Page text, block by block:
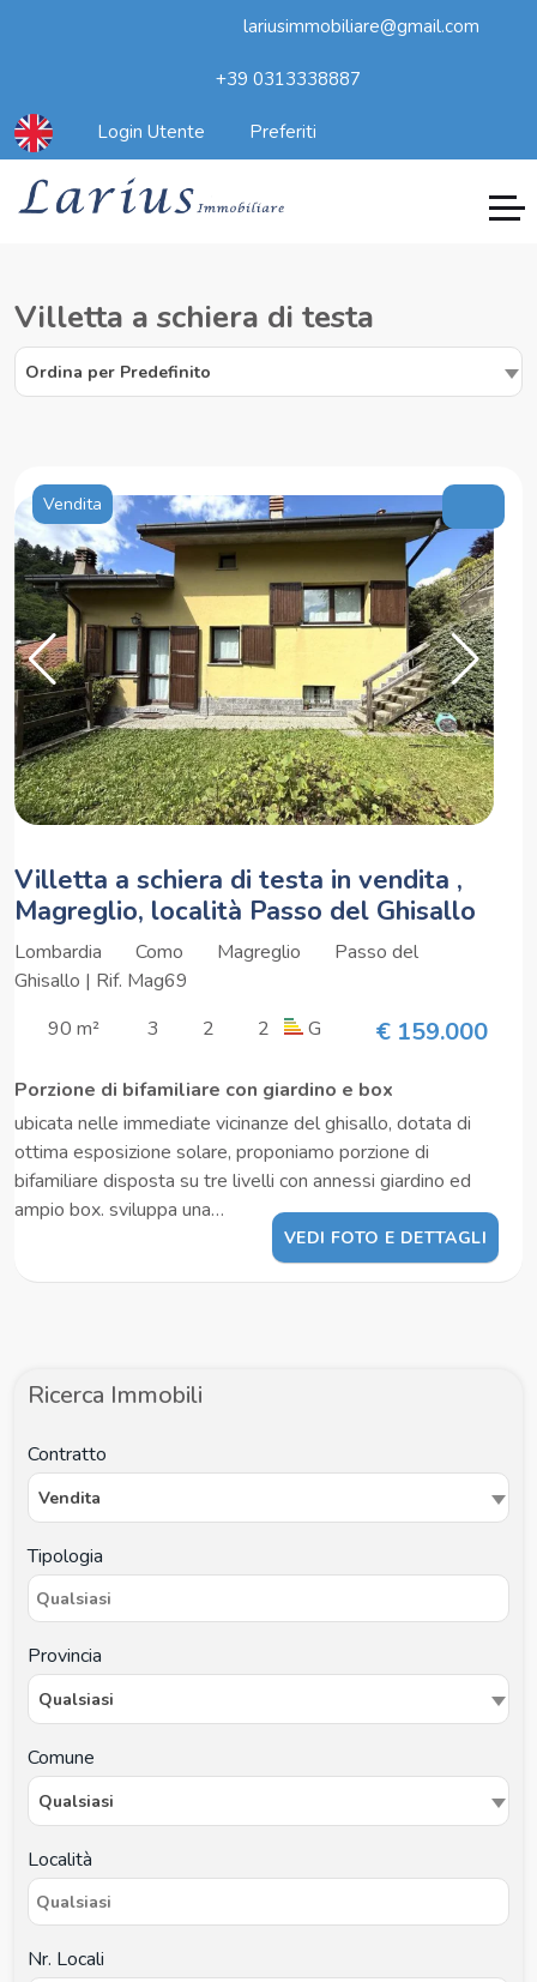
lariusimmobiliare@gmail.com
+39 0313338887
Login Utente Preferiti
Villetta a schiera di testa
Ordina per Predefinito
Vendita
Villetta a schiera di testa in vendita ,
Magreglio, località Passo del Ghisallo
Lombardia Como Magreglio
Passo del
Ghisallo | Rif. Mag69
90 m²
3 2 2 G € 159.000
Porzione di bifamiliare con giardino e box
ubicata nelle immediate vicinanze del ghisallo, dotata di
ottima esposizione solare, proponiamo porzione di
bifamiliare disposta su tre livelli con annessi giardino ed
ampio box. sviluppa una…
VEDI FOTO E DETTAGLI
Ricerca Immobili
Contratto
Vendita
Tipologia
Provincia
Qualsiasi
Comune
Qualsiasi
Località
Nr. Locali